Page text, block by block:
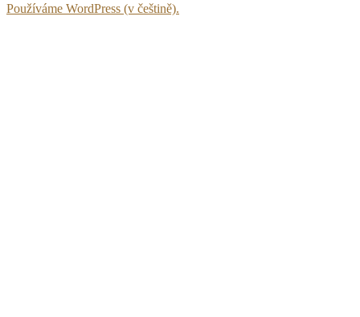
Používáme WordPress (v češtině).